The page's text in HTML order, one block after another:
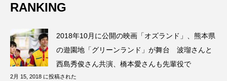
RANKING
2018年10月に公開の映画「オズランド」、熊本県
の遊園地「グリーンランド」が舞台 波瑠さんと
西島秀俊さん共演、橋本愛さんも先輩役で
2月 15, 2018 に投稿された